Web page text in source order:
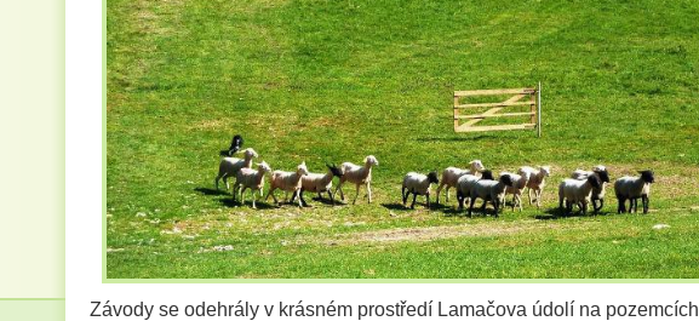
Závody se odehrály v krásném prostředí Lamačova údolí na pozemcích